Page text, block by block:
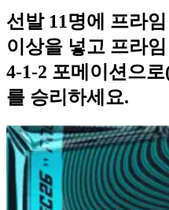
선발 11명에 프라
이상을 넣고 프라
4-1-2 포메이션으
를 승리하세요.